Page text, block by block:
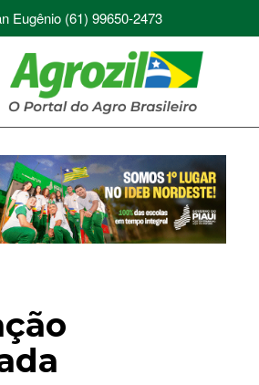
Eugênio (61) 99650-2473